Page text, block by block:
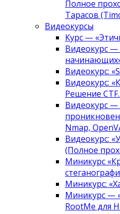
Полное
Тарасов
Видеокурсы
Курс —
Видеокурс —
Видеокурс:
Видеокурс:
Решение
Видеокурс —
Nmap,
Видеокурс:
(Полное
Миникурс
Миникурс:
Миникурс —
RootMe для